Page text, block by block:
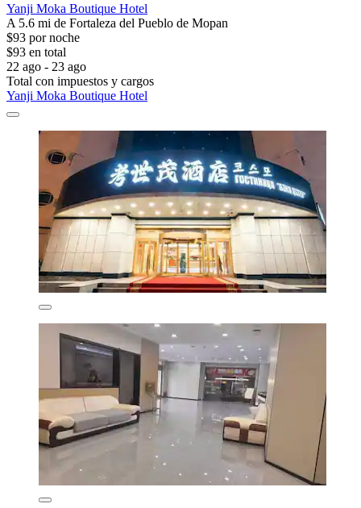
Yanji Moka Boutique Hotel
A 5.6 mi de Fortaleza del Pueblo de Mopan
$93 por noche
$93 en total
22 ago - 23 ago
Total con impuestos y cargos
Yanji Moka Boutique Hotel